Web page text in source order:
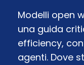
Modelli open
una guida
efficiency,
agenti. Dove